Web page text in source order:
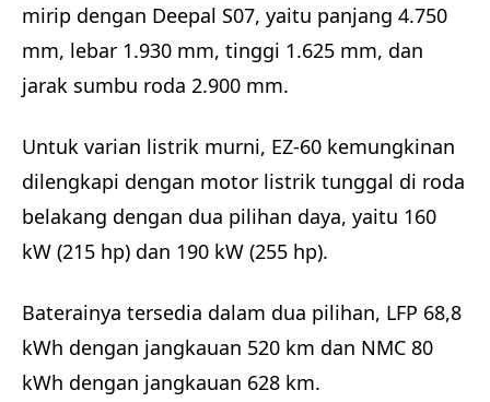
mirip dengan Deepal S07, yaitu panjang 4.750
mm, lebar 1.930 mm, tinggi 1.625 mm, dan
jarak sumbu roda 2.900 mm.
Untuk varian listrik murni, EZ-60 kemungkinan
dilengkapi dengan motor listrik tunggal di roda
belakang dengan dua pilihan daya, yaitu 160
kW (215 hp) dan 190 kW (255 hp).
Baterainya tersedia dalam dua pilihan, LFP 68,8
kWh dengan jangkauan 520 km dan NMC 80
kWh dengan jangkauan 628 km.